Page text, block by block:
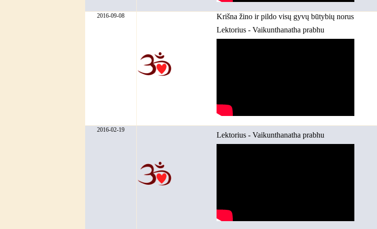
2016-09-08
Krišna žino ir pildo visų gyvų būtybių norus
Lektorius - Vaikunthanatha prabhu
2016-02-19
Lektorius - Vaikunthanatha prabhu